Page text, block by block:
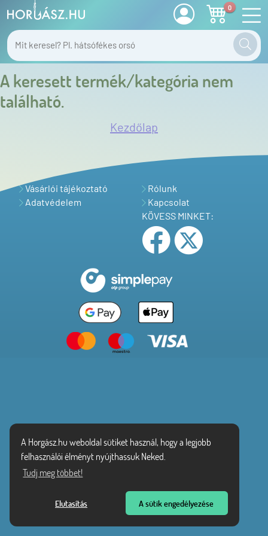
A Horgász.hu weboldal sütiket használ, hogy a legjobb
felhasználói élményt nyújthassuk Neked.
Tudj meg többet!
Elutasítás A sütik engedélyezése
0
A keresett termék/kategória nem
található.
Kezdőlap
Vásárlói tájékoztató
Adatvédelem
Rólunk
Kapcsolat
KÖVESS MINKET: